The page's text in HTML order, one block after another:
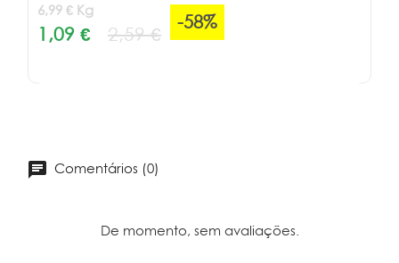
6,99 € Kg
1,09 € 2,59 €
-58%
Comentários (0)
De momento, sem avaliações.